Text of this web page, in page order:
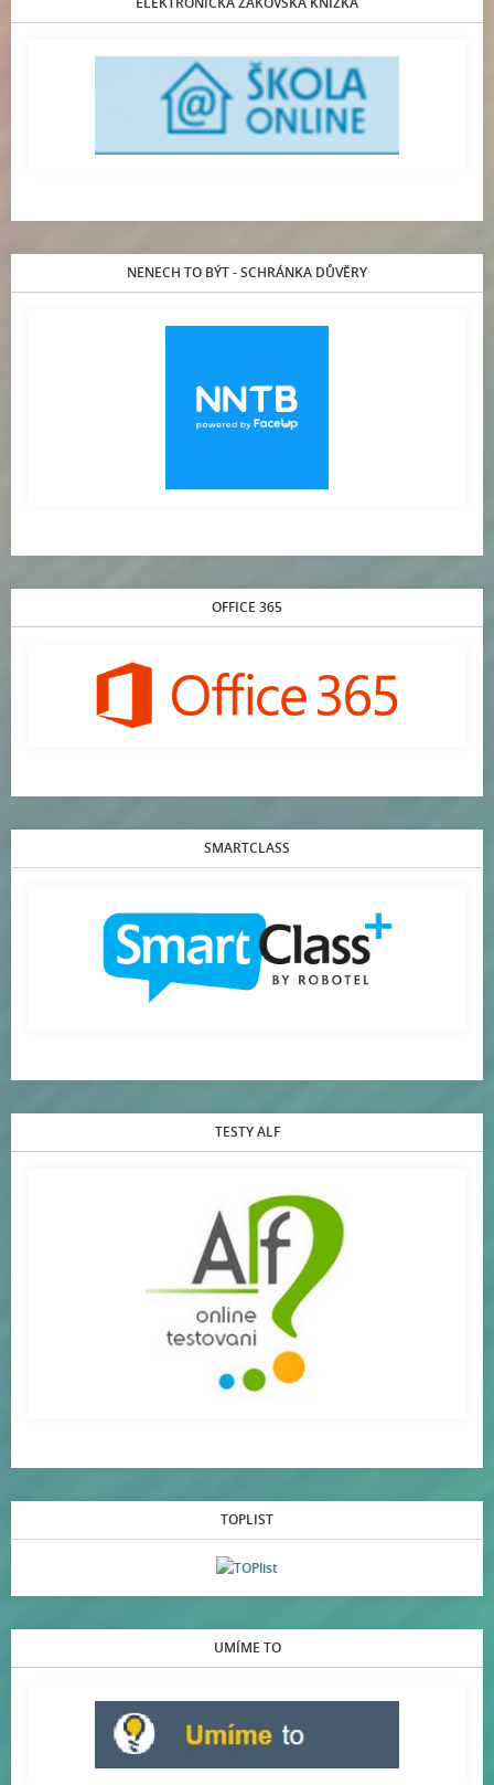
NENECH TO BÝT - SCHRÁNKA DŮVĚRY
OFFICE 365
SMARTCLASS
TESTY ALF
TOPLIST
UMÍME TO